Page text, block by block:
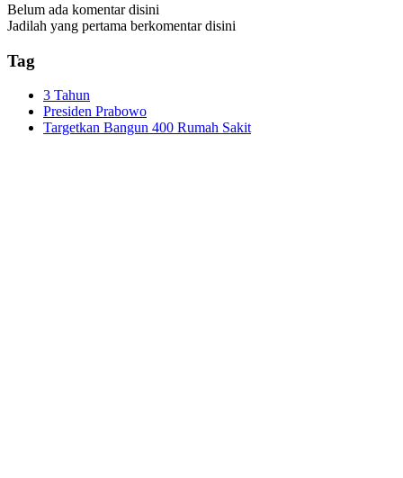
Belum ada komentar disini
Jadilah yang pertama berkomentar disini
Tag
3 Tahun
Presiden Prabowo
Targetkan Bangun 400 Rumah Sakit